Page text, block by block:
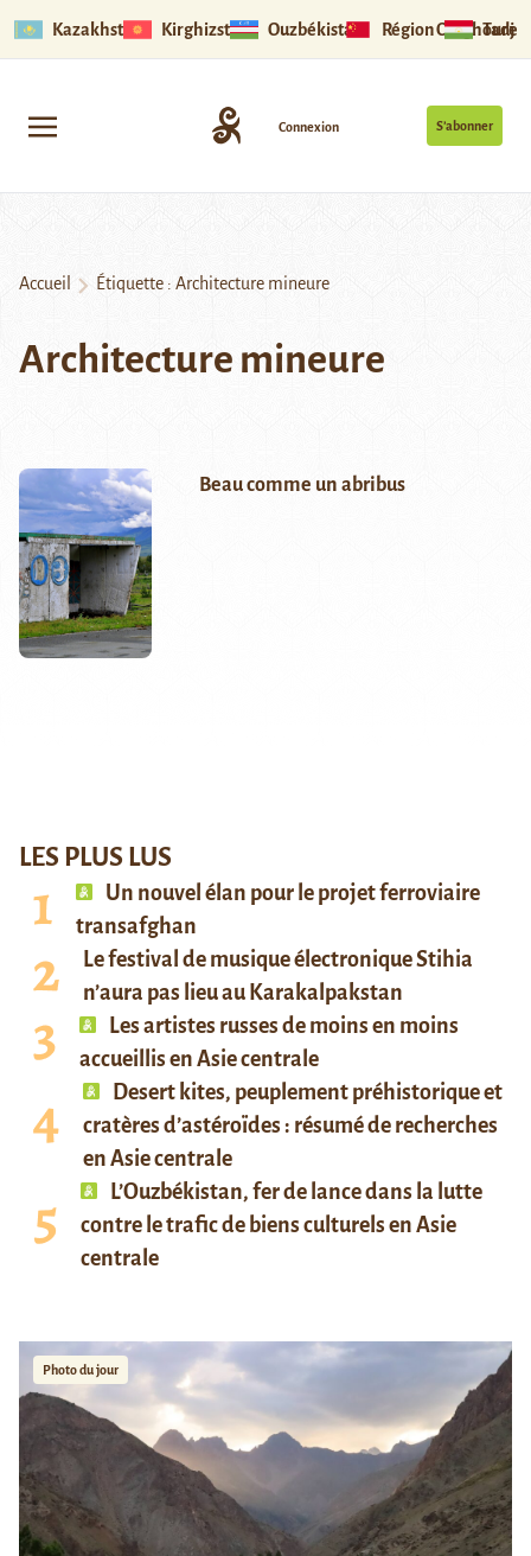
Kazakhstan Kirghizstan Ouzbékistan Région Ouïghoure
S’abonner
Connexion
Accueil Étiquette : Architecture mineure
Architecture mineure
Beau comme un abribus
LES PLUS LUS
Un nouvel élan pour le projet ferroviaire
transafghan
Le festival de musique électronique Stihia
n’aura pas lieu au Karakalpakstan
Les artistes russes de moins en moins
accueillis en Asie centrale
Desert kites, peuplement préhistorique et
cratères d’astéroïdes : résumé de recherches
en Asie centrale
L’Ouzbékistan, fer de lance dans la lutte
contre le trafic de biens culturels en Asie
centrale
Photo du jour